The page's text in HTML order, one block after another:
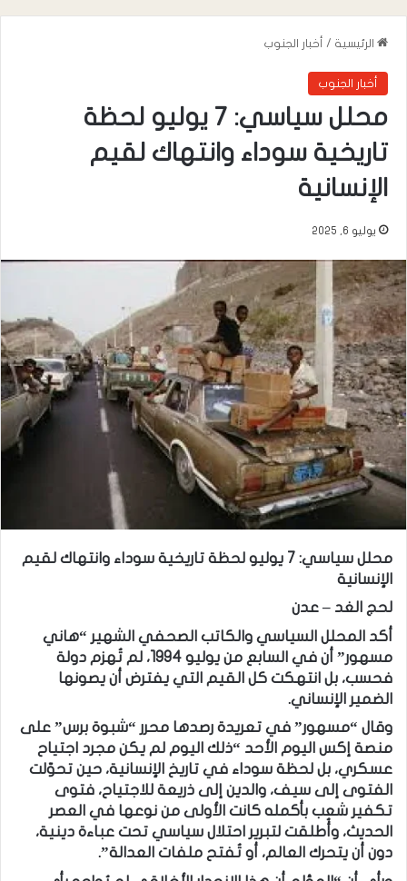
الرئيسية / أخبار الجنوب
أخبار الجنوب
محلل سياسي: 7 يوليو لحظة
تاريخية سوداء وانتهاك لقيم
الإنسانية
يوليو 6, 2025
محلل سياسي: 7 يوليو لحظة تاريخية سوداء وانتهاك لقيم
الإنسانية
لحج الغد – عدن
أكد المحلل السياسي والكاتب الصحفي الشهير “هاني
مسهور” أن في السابع من يوليو 1994، لم تُهزم دولة
فحسب، بل انتهكت كل القيم التي يفترض أن يصونها
الضمير الإنساني.
وقال “مسهور” في تعريدة رصدها محرر “شبوة برس” على
منصة إكس اليوم الأحد “ذلك اليوم لم يكن مجرد اجتياح
عسكري، بل لحظة سوداء في تاريخ الإنسانية، حين تحوّلت
الفتوى إلى سيف، والدين إلى ذريعة للاجتياح، فتوى
تكفير شعب بأكمله كانت الأولى من نوعها في العصر
الحديث، وأُطلقت لتبرير احتلال سياسي تحت عباءة دينية،
دون أن يتحرك العالم، أو تُفتح ملفات العدالة”.